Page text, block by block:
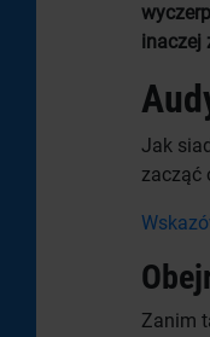
inaczej
Jak
zacząć
Zanim